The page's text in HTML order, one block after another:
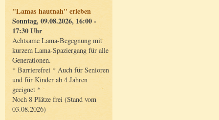
"Lamas hautnah" erleben
Sonntag, 09.08.2026, 16:00 -
17:30 Uhr
Achtsame Lama-Begegnung mit
kurzem Lama-Spaziergang für alle
Generationen.
* Barrierefrei * Auch für Senioren
und für Kinder ab 4 Jahren
geeignet *
Noch 8 Plätze frei (Stand vom
03.08.2026)